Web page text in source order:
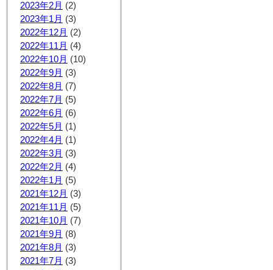
2023年2月 (2)
2023年1月 (3)
2022年12月 (2)
2022年11月 (4)
2022年10月 (10)
2022年9月 (3)
2022年8月 (7)
2022年7月 (5)
2022年6月 (6)
2022年5月 (1)
2022年4月 (1)
2022年3月 (3)
2022年2月 (4)
2022年1月 (5)
2021年12月 (3)
2021年11月 (5)
2021年10月 (7)
2021年9月 (8)
2021年8月 (3)
2021年7月 (3)